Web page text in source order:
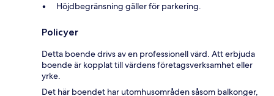
Höjdbegränsning gäller för parkering.
Policyer
Detta boende drivs av en professionell värd. Att erbjuda
boende är kopplat till värdens företagsverksamhet eller
yrke.
Det här boendet har utomhusområden såsom balkonger,